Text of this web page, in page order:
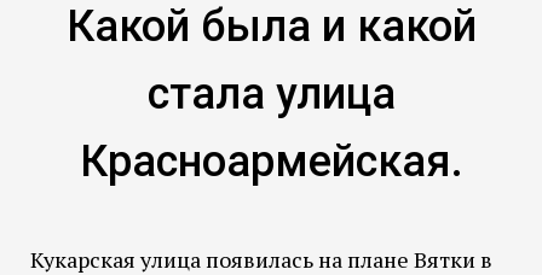
Какой была и какой
стала улица
Красноармейская.
Кукарская улица появилась на плане Вятки в